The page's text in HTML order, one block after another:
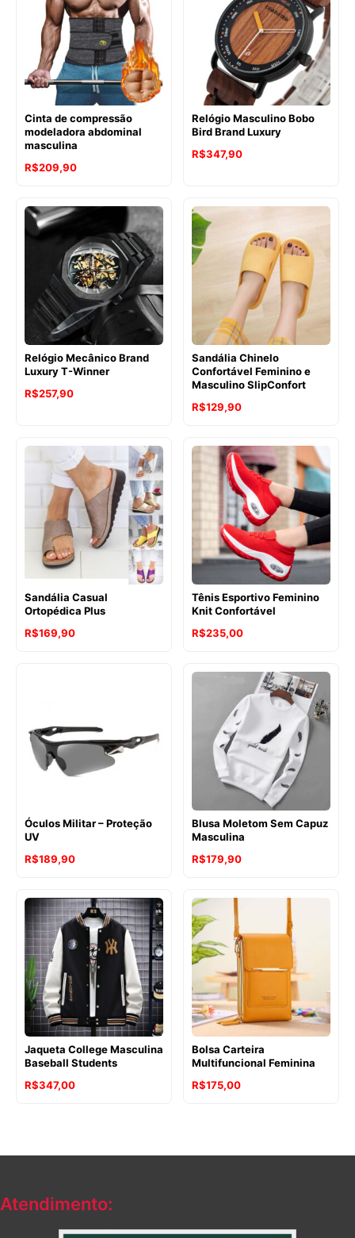
Cinta de compressão
modeladora abdominal
masculina
R$209,90
Relógio Masculino Bobo
Bird Brand Luxury
R$347,90
Relógio Mecânico Brand
Luxury T-Winner
R$257,90
Sandália Chinelo
Confortável Feminino e
Masculino SlipConfort
R$129,90
Sandália Casual
Ortopédica Plus
R$169,90
Tênis Esportivo Feminino
Knit Confortável
R$235,00
Óculos Militar – Proteção
UV
R$189,90
Blusa Moletom Sem Capuz
Masculina
R$179,90
Jaqueta College Masculina
Baseball Students
R$347,00
Bolsa Carteira
Multifuncional Feminina
R$175,00
Atendimento: